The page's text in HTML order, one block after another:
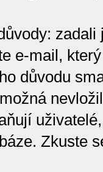
e-mail,
důvodu
Zkuste